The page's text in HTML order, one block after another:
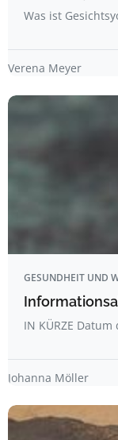
Was ist
Verena Meyer
GESUNDHEIT UND
IN KÜRZE
Johanna Möller